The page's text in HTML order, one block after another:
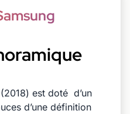
est doté d’un
d’une définition